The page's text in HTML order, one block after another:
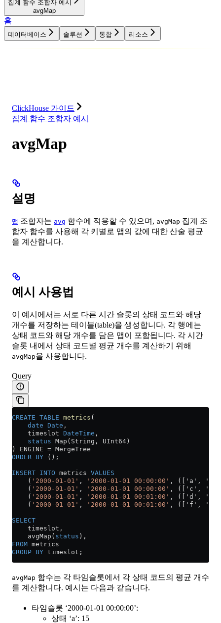
집계 함수 조합자 예시
avgMap
홈
데이터베이스 솔루션 통합 리소스
ClickHouse 가이드
집계 함수 조합자 예시
avgMap
설명
맵 조합자는 avg 함수에 적용할 수 있으며, avgMap 집계 조
합자 함수를 사용해 각 키별로 맵의 값에 대한 산술 평균
을 계산합니다.
예시 사용법
이 예시에서는 서로 다른 시간 슬롯의 상태 코드와 해당
개수를 저장하는 테이블(table)을 생성합니다. 각 행에는
상태 코드와 해당 개수를 담은 맵이 포함됩니다. 각 시간
슬롯 내에서 상태 코드별 평균 개수를 계산하기 위해
avgMap을 사용합니다.
Query
CREATE TABLE metrics (
    date
Date ,
    timeslot
DateTime ,
    status
Map(String, UInt64)
) ENGINE = MergeTree
ORDER BY ();
INSERT INTO metrics VALUES
    (
'2000-01-01' , '2000-01-01 00:00:00' , (['a', 'b',
    (
'2000-01-01' , '2000-01-01 00:00:00' , (['c', 'd',
    (
'2000-01-01' , '2000-01-01 00:01:00' , (['d', 'e',
    (
'2000-01-01' , '2000-01-01 00:01:00' , (['f', 'g',
SELECT
    timeslot,
    avgMap(
status ),
FROM metrics
GROUP BY timeslot;
avgMap 함수는 각 타임슬롯에서 각 상태 코드의 평균 개수
를 계산합니다. 예시는 다음과 같습니다.
타임슬롯 ‘2000-01-01 00:00:00’:
상태 ‘a’: 15